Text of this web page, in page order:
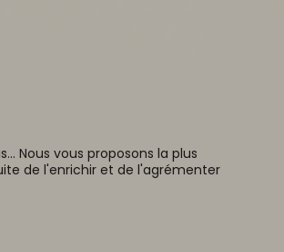
Nous vous proposons la plus
de l'enrichir et de l'agrémenter